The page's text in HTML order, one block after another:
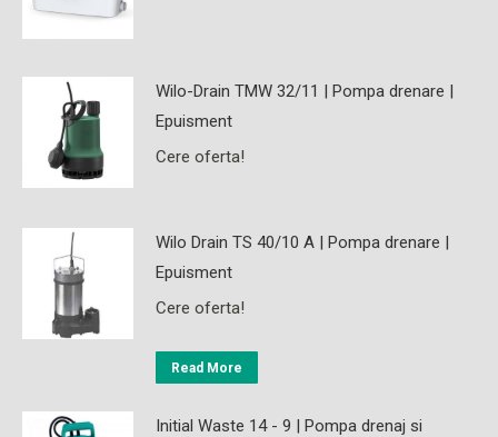
Wilo-Drain TMW 32/11 | Pompa drenare |
Epuisment
Cere oferta!
Wilo Drain TS 40/10 A | Pompa drenare |
Epuisment
Cere oferta!
Read More
Initial Waste 14 - 9 | Pompa drenaj si